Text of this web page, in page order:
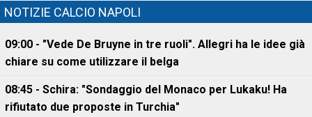
NOTIZIE CALCIO NAPOLI
09:00 - "Vede De Bruyne in tre ruoli". Allegri ha le idee già
chiare su come utilizzare il belga
08:45 - Schira: "Sondaggio del Monaco per Lukaku! Ha
rifiutato due proposte in Turchia"